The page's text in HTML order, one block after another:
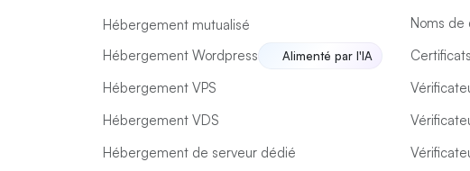
Hébergement mutualisé
Hébergement Wordpress
Alimenté par l'IA
Hébergement VPS
Hébergement VDS
Hébergement de serveur dédié
Noms de